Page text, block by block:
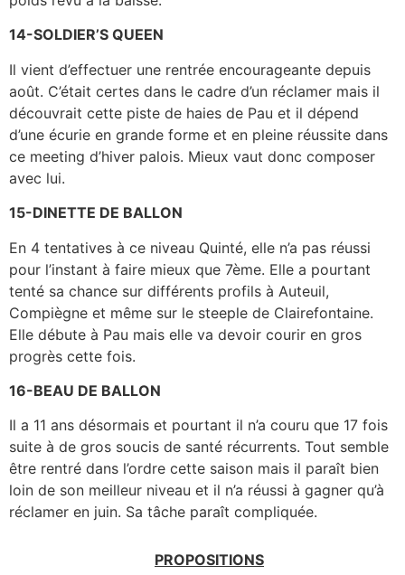
14-SOLDIER’S QUEEN
Il vient d’effectuer une rentrée encourageante depuis
août. C’était certes dans le cadre d’un réclamer mais il
découvrait cette piste de haies de Pau et il dépend
d’une écurie en grande forme et en pleine réussite dans
ce meeting d’hiver palois. Mieux vaut donc composer
avec lui.
15-DINETTE DE BALLON
En 4 tentatives à ce niveau Quinté, elle n’a pas réussi
pour l’instant à faire mieux que 7ème. Elle a pourtant
tenté sa chance sur différents profils à Auteuil,
Compiègne et même sur le steeple de Clairefontaine.
Elle débute à Pau mais elle va devoir courir en gros
progrès cette fois.
16-BEAU DE BALLON
Il a 11 ans désormais et pourtant il n’a couru que 17 fois
suite à de gros soucis de santé récurrents. Tout semble
être rentré dans l’ordre cette saison mais il paraît bien
loin de son meilleur niveau et il n’a réussi à gagner qu’à
réclamer en juin. Sa tâche paraît compliquée.
PROPOSITIONS